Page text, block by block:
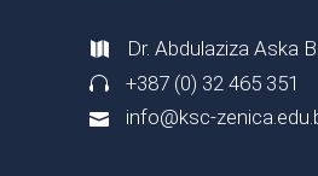
Dr. Abdulaziza Aska
+387 (0) 32 465 351
info@ksc-